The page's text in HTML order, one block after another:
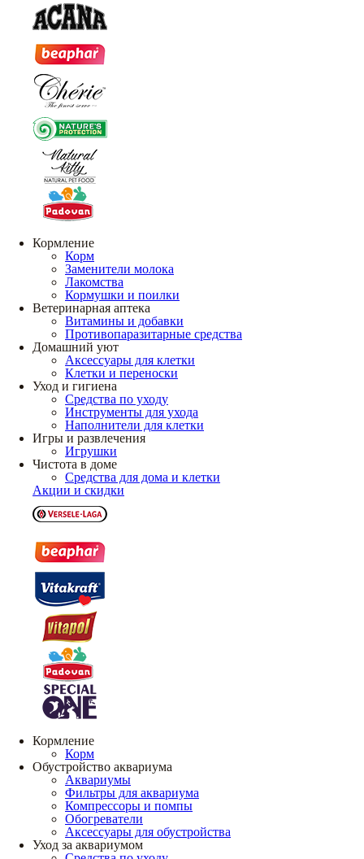
Кормление
Корм
Заменители молока
Лакомства
Кормушки и поилки
Ветеринарная аптека
Витамины и добавки
Противопаразитарные средства
Домашний уют
Аксессуары для клетки
Клетки и переноски
Уход и гигиена
Средства по уходу
Инструменты для ухода
Наполнители для клетки
Игры и развлечения
Игрушки
Чистота в доме
Средства для дома и клетки
Акции и скидки
Кормление
Корм
Обустройство аквариума
Аквариумы
Фильтры для аквариума
Компрессоры и помпы
Обогреватели
Аксессуары для обустройства
Уход за аквариумом